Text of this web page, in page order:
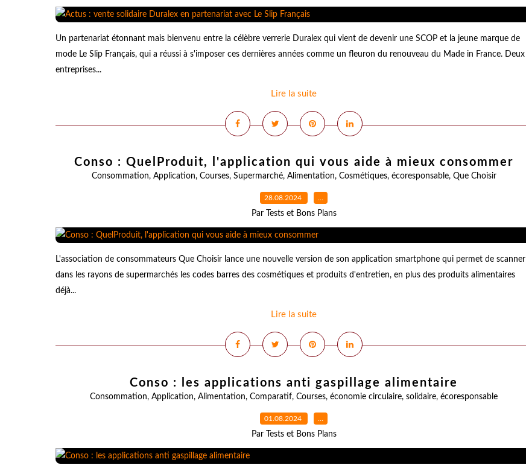
Un partenariat étonnant mais bienvenu entre la célèbre verrerie Duralex qui vient de devenir une SCOP et la jeune marque de
mode Le Slip Français, qui a réussi à s'imposer ces dernières années comme un fleuron du renouveau du Made in France. Deux
entreprises...
Lire la suite
Conso : QuelProduit, l'application qui vous aide à mieux consommer
Consommation, Application, Courses, Supermarché, Alimentation, Cosmétiques, écoresponsable, Que Choisir
28.08.2024 …
Par Tests et Bons Plans
L'association de consommateurs Que Choisir lance une nouvelle version de son application smartphone qui permet de scanner
dans les rayons de supermarchés les codes barres des cosmétiques et produits d'entretien, en plus des produits alimentaires
déjà...
Lire la suite
Conso : les applications anti gaspillage alimentaire
Consommation, Application, Alimentation, Comparatif, Courses, économie circulaire, solidaire, écoresponsable
01.08.2024 …
Par Tests et Bons Plans